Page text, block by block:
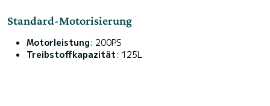
Standard-Motorisierung
Motorleistung: 200PS
Treibstoffkapazität: 125L